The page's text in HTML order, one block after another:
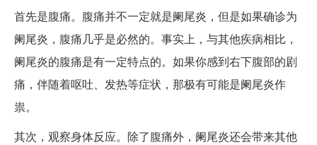
首先是腹痛。腹痛并不一定就是阑尾炎，但是如果确诊为
阑尾炎，腹痛几乎是必然的。事实上，与其他疾病相比，
阑尾炎的腹痛是有一定特点的。如果你感到右下腹部的剧
痛，伴随着呕吐、发热等症状，那极有可能是阑尾炎作
祟。
其次，观察身体反应。除了腹痛外，阑尾炎还会带来其他